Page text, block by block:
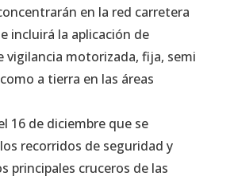
en la red carretera
incluirá la aplicación de
vigilancia motorizada, fija, semi
a tierra en las áreas
16 de diciembre que se
recorridos de seguridad y
principales cruceros de las